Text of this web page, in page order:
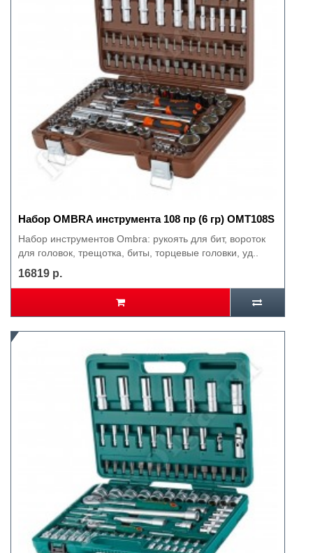
Набор OMBRA инструмента 108 пр (6 гр) OMT108S
Набор инструментов Ombra: рукоять для бит, вороток
для головок, трещотка, биты, торцевые головки, уд..
16819 р.